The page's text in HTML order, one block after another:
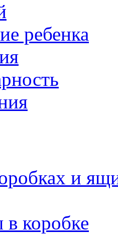
ребенка
и
коробке